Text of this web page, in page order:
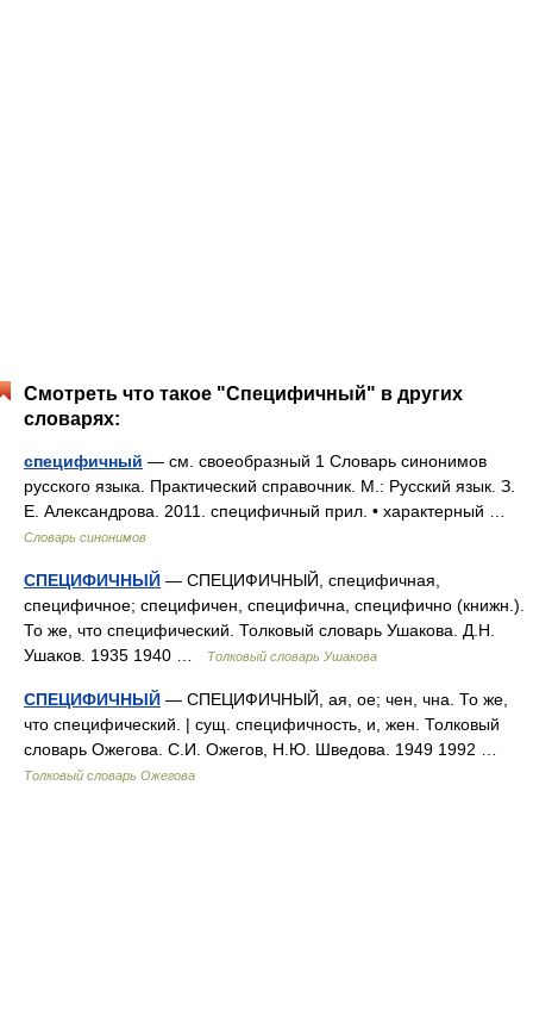
Смотреть что такое "Специфичный" в других
словарях:
специфичный — см. своеобразный 1 Словарь синонимов
русского языка. Практический справочник. М.: Русский язык. З.
Е. Александрова. 2011. специфичный прил. • характерный …
Словарь синонимов
СПЕЦИФИЧНЫЙ — СПЕЦИФИЧНЫЙ, специфичная,
специфичное; специфичен, специфична, специфично (книжн.).
То же, что специфический. Толковый словарь Ушакова. Д.Н.
Ушаков. 1935 1940 …
Толковый словарь Ушакова
СПЕЦИФИЧНЫЙ — СПЕЦИФИЧНЫЙ, ая, ое; чен, чна. То же,
что специфический. | сущ. специфичность, и, жен. Толковый
словарь Ожегова. С.И. Ожегов, Н.Ю. Шведова. 1949 1992 …
Толковый словарь Ожегова